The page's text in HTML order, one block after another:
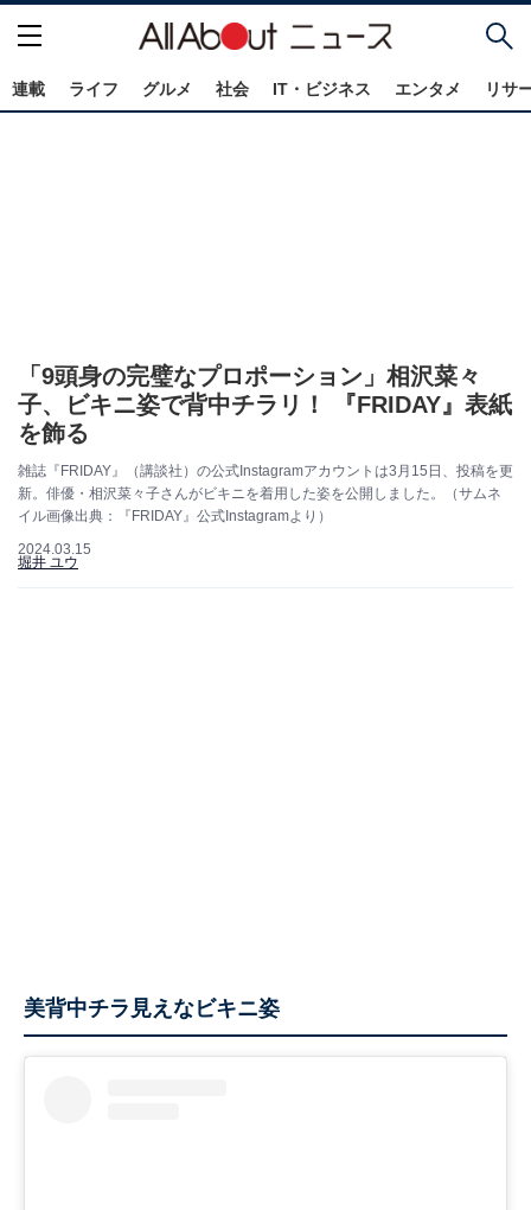
連載 ライフ グルメ 社会 IT・ビジネス エンタメ リサ
「9頭身の完璧なプロポーション」相沢菜々
子、ビキニ姿で背中チラリ！ 『FRIDAY』表紙
を飾る
雑誌『FRIDAY』（講談社）の公式Instagramアカウントは3月15日、投稿を更
新。俳優・相沢菜々子さんがビキニを着用した姿を公開しました。（サムネ
イル画像出典：『FRIDAY』公式Instagramより）
2024.03.15
堀井 ユウ
美背中チラ見えなビキニ姿